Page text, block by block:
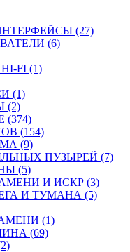
(27)
(6)
FI (1)
(1)
(2)
(154)
(9)
ПУЗЫРЕЙ (7)
(5)
И ИСКР (3)
И ТУМАНА (5)
(1)
(69)